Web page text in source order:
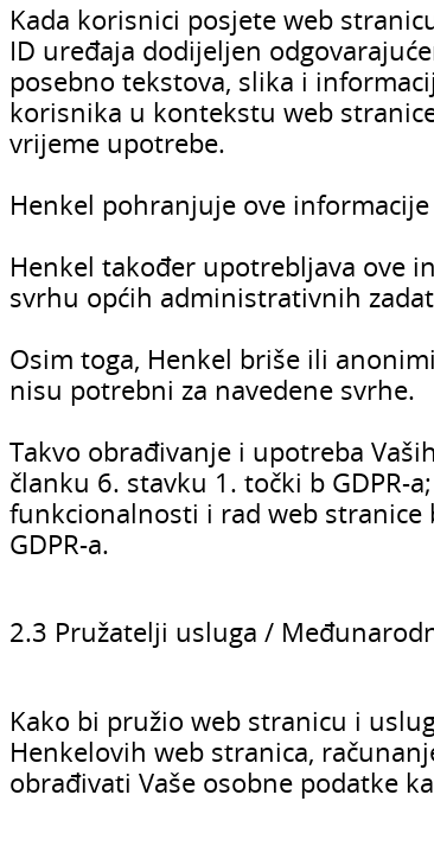
Kada korisnici posjete web
ID uređaja dodijeljen
posebno tekstova, slika i
korisnika u kontekstu web
vrijeme upotrebe.
Henkel pohranjuje ove
Henkel također upotrebljava ove
svrhu općih administrativnih
Osim toga, Henkel briše ili
nisu potrebni za navedene svrhe.
Takvo obrađivanje i upotreba
članku 6. stavku 1. točki b
funkcionalnosti i rad web stranice
GDPR-a.
2.3 Pružatelji usluga /
Kako bi pružio web stranicu i
Henkelovih web stranica,
obrađivati Vaše osobne podatke